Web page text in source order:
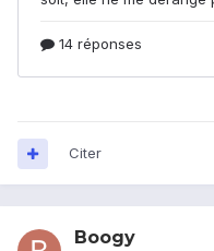
Citer
Boogy